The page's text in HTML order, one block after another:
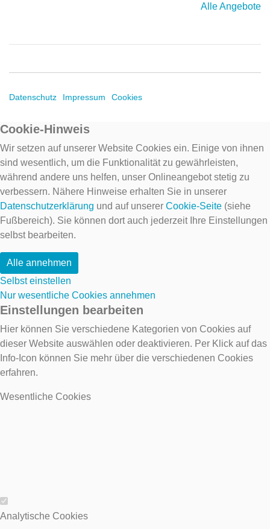
Alle Angebote
Datenschutz Impressum Cookies
Cookie-Hinweis
Wir setzen auf unserer Website Cookies ein. Einige von ihnen
sind wesentlich, um die Funktionalität zu gewährleisten,
während andere uns helfen, unser Onlineangebot stetig zu
verbessern. Nähere Hinweise erhalten Sie in unserer
Datenschutzerklärung und auf unserer Cookie-Seite (siehe
Fußbereich). Sie können dort auch jederzeit Ihre Einstellungen
selbst bearbeiten.
Alle annehmen
Selbst einstellen
Nur wesentliche Cookies annehmen
Einstellungen bearbeiten
Hier können Sie verschiedene Kategorien von Cookies auf
dieser Website auswählen oder deaktivieren. Per Klick auf das
Info-Icon können Sie mehr über die verschiedenen Cookies
erfahren.
Wesentliche Cookies
Wesentliche Cookies
Analytische Cookies